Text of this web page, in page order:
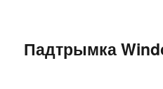
Падтрымка